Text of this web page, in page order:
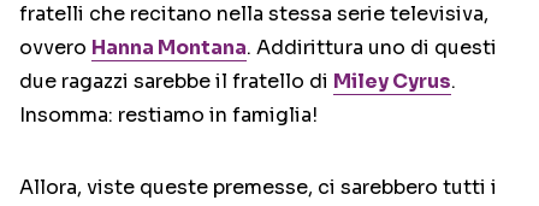
fratelli che recitano nella stessa serie televisiva,
ovvero Hanna Montana. Addirittura uno di questi
due ragazzi sarebbe il fratello di Miley Cyrus.
Insomma: restiamo in famiglia!
Allora, viste queste premesse, ci sarebbero tutti i